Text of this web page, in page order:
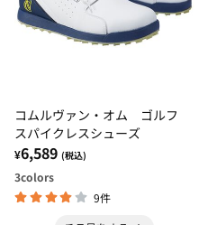
コムルヴァン・オム ゴルフ
スパイクレスシューズ
¥6,589 (税込)
3colors
9件